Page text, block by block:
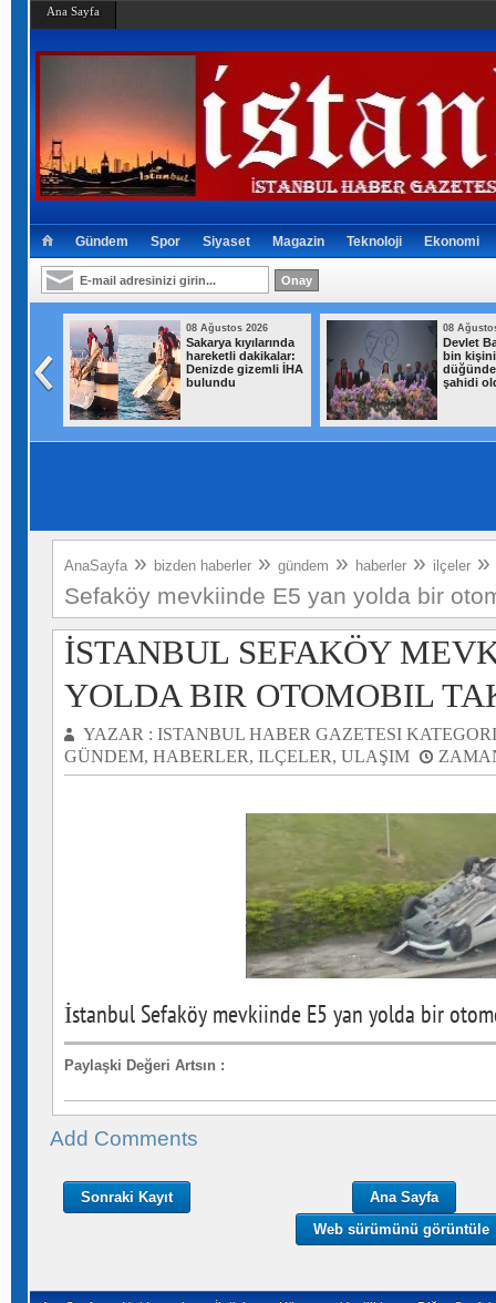
Ana Sayfa
Gündem Spor Siyaset Magazin Teknoloji Ekonomi
08 Ağustos 2026
Sakarya kıyılarında
hareketli dakikalar:
Denizde gizemli İHA
bulundu
08
Devlet
bin
şahidi
AnaSayfa » bizden haberler » gündem » haberler » ilçeler »
Sefaköy mevkiinde E5 yan yolda bir
İSTANBUL SEFAKÖY
YOLDA BIR OTOMOBIL
YAZAR : ISTANBUL HABER GAZETESI
GÜNDEM, HABERLER, ILÇELER, ULAŞIM
İstanbul Sefaköy mevkiinde E5 yan yolda bir
Paylaşki Değeri Artsın :
Add Comments
Sonraki Kayıt
Ana Sayfa
Web sürümünü görüntüle